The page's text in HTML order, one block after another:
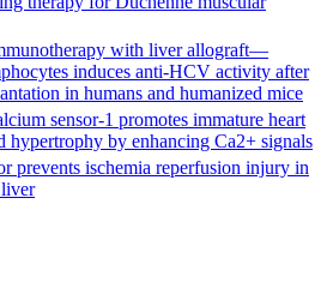
with liver allograft—
induces anti-HCV activity after
in humans and humanized mice
sensor-1 promotes immature heart
hypertrophy by enhancing Ca2+ signals
prevents ischemia reperfusion injury in
liver